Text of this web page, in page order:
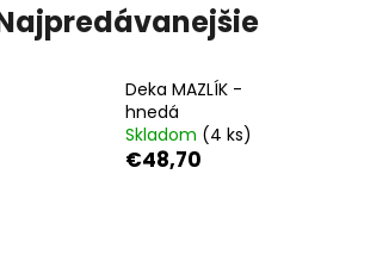
Deka MAZLÍK -
hnedá
Skladom (4 ks)
€48,70